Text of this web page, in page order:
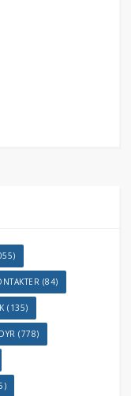
(84)
(135)
DYR (778)